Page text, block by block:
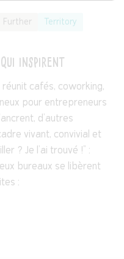
Further
Territory
inspirent
cafés, coworking,
pour entrepreneurs
d’autres
vivant, convivial et
? Je l’ai trouvé !” :
bureaux se libèrent
: